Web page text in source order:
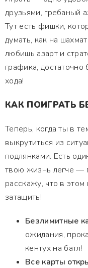
друзьями, гребаный
Тут есть фишки,
думать, как на
любишь азарт и
графика,
хода!
КАК ПОИГРАТЬ
Теперь, когда ты в
выкрутиться из
подлянками. Есть
твою жизнь легче —
расскажу, что в этом
затащить!
Безлимитные
ожидания,
кентух на батл!
Все карты